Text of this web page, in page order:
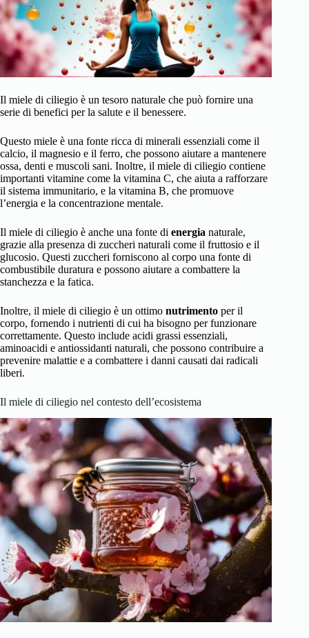
Il miele di ciliegio è un tesoro naturale che può fornire una
serie di benefici per la salute e il benessere.
Questo miele è una fonte ricca di minerali essenziali come il
calcio, il magnesio e il ferro, che possono aiutare a mantenere
ossa, denti e muscoli sani. Inoltre, il miele di ciliegio contiene
importanti vitamine come la vitamina C, che aiuta a rafforzare
il sistema immunitario, e la vitamina B, che promuove
l’energia e la concentrazione mentale.
Il miele di ciliegio è anche una fonte di energia naturale,
grazie alla presenza di zuccheri naturali come il fruttosio e il
glucosio. Questi zuccheri forniscono al corpo una fonte di
combustibile duratura e possono aiutare a combattere la
stanchezza e la fatica.
Inoltre, il miele di ciliegio è un ottimo nutrimento per il
corpo, fornendo i nutrienti di cui ha bisogno per funzionare
correttamente. Questo include acidi grassi essenziali,
aminoacidi e antiossidanti naturali, che possono contribuire a
prevenire malattie e a combattere i danni causati dai radicali
liberi.
Il miele di ciliegio nel contesto dell’ecosistema